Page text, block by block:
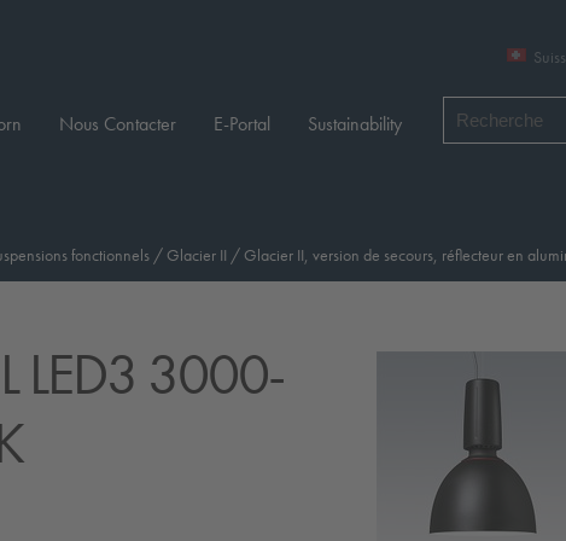
Nous Contacter E-Portal Sustainability
fonctionnels / Glacier II / Glacier II, version de secours, réflecteur en
LED3 3000-